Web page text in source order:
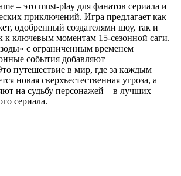
– это must-play для фанатов сериала и
приключений. Игра предлагает как
одобренный создателями шоу, так и
к ключевым моментам 15-сезонной саги.
с ограниченным временем
события добавляют
путешествие в мир, где за каждым
новая сверхъестественная угроза, а
на судьбу персонажей – в лучших
сериала.